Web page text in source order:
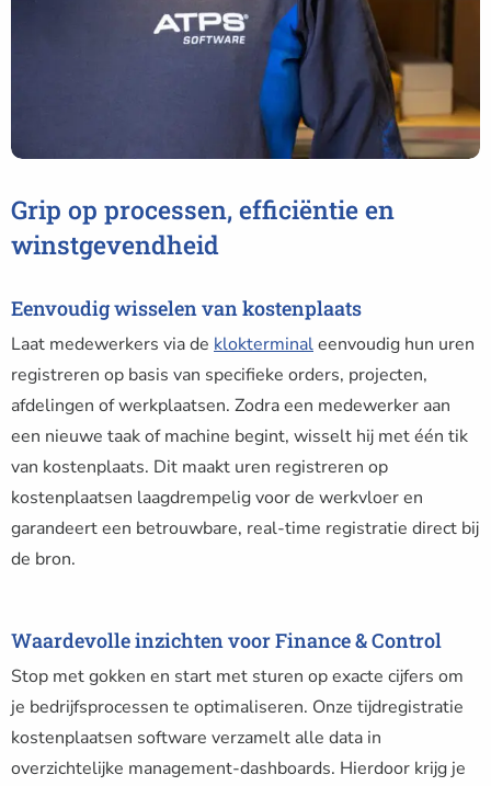
Grip op processen, efficiëntie en
winstgevendheid
Eenvoudig wisselen van kostenplaats
Laat medewerkers via de klokterminaleenvoudig hun uren
registreren op basis van specifieke orders, projecten,
afdelingen of werkplaatsen. Zodra een medewerker aan
een nieuwe taak of machine begint, wisselt hij met één tik
van kostenplaats. Dit maakt uren registreren op
kostenplaatsen laagdrempelig voor de werkvloer en
garandeert een betrouwbare, real-time registratie direct bij
de bron.
Waardevolle inzichten voor Finance & Control
Stop met gokken en start met sturen op exacte cijfers om
je bedrijfsprocessen te optimaliseren. Onze tijdregistratie
kostenplaatsen software verzamelt alle data in
overzichtelijke management-dashboards. Hierdoor krijg je